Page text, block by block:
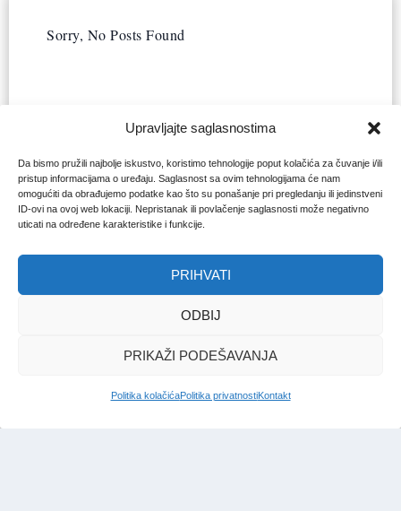
Upravljajte saglasnostima
Da bismo pružili najbolje iskustvo, koristimo tehnologije poput kolačića za čuvanje i/ili
pristup informacijama o uređaju. Saglasnost sa ovim tehnologijama će nam
omogućiti da obrađujemo podatke kao što su ponašanje pri pregledanju ili jedinstveni
ID-ovi na ovoj web lokaciji. Nepristanak ili povlačenje saglasnosti može negativno
uticati na određene karakteristike i funkcije.
PRIHVATI
ODBIJ
PRIKAŽI PODEŠAVANJA
Politika kolačićaPolitika privatnostiKontakt
Sorry, No Posts Found